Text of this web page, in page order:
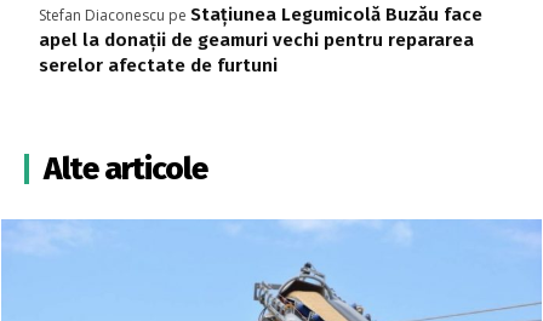
Stefan Diaconescu pe Stațiunea Legumicolă Buzău face
apel la donații de geamuri vechi pentru repararea
serelor afectate de furtuni
Alte articole